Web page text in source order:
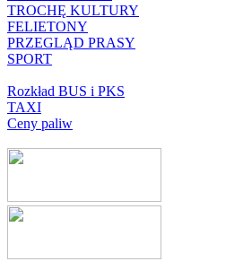
TROCHĘ KULTURY
FELIETONY
PRZEGLĄD PRASY
SPORT
Rozkład BUS i PKS
TAXI
Ceny paliw